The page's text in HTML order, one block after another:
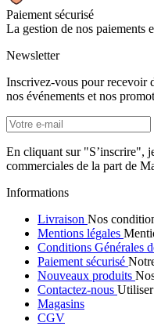
Paiement sécurisé
La gestion de nos paiements
Newsletter
Inscrivez-vous pour recevoir
nos événements et nos
En cliquant sur "S’inscrire",
commerciales de la part de
Informations
Livraison Nos
Mentions légales
Conditions Générales
Paiement sécurisé
Nouveaux produits
Contactez-nous
Magasins
CGV